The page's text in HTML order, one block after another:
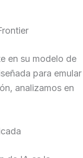
en su modelo de
para emular
analizamos en